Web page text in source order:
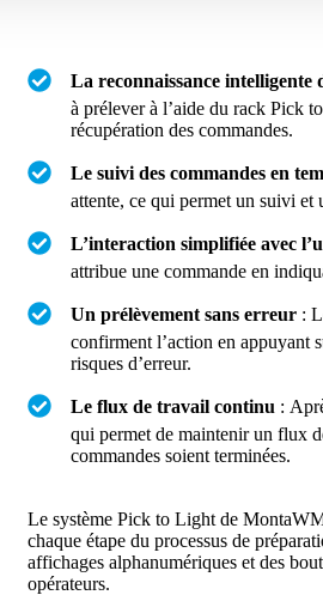
La reconnaissance intelligente
à prélever à l’aide du rack Pick
récupération des commandes.
Le suivi des commandes en
attente, ce qui permet un suivi et
L’interaction simplifiée avec
attribue une commande en
Un prélèvement sans erreur :
confirment l’action en appuyant
risques d’erreur.
Le flux de travail continu :
qui permet de maintenir un flux
commandes soient terminées.
Le système Pick to Light de
chaque étape du processus de
affichages alphanumériques et des
opérateurs.